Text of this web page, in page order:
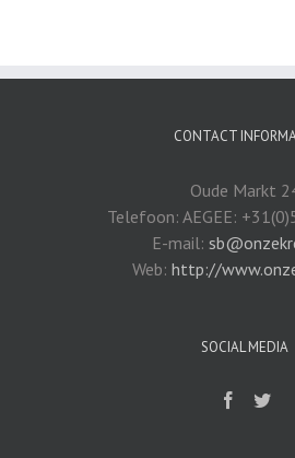
CONTACT
Oude Markt
Telefoon: AEGEE:
E-mail:
Web: http://
SOCIAL MEDIA